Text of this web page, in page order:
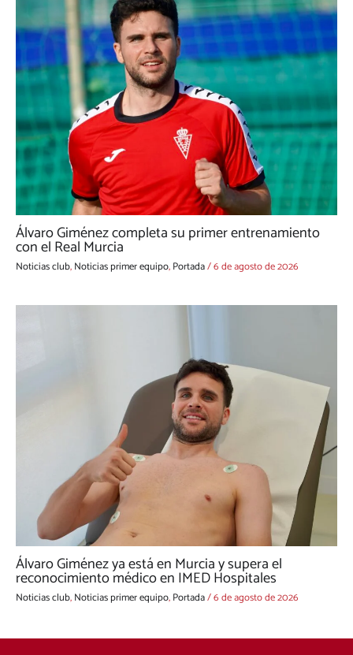
Álvaro Giménez completa su primer entrenamiento
con el Real Murcia
Noticias club,Noticias primer equipo,Portada/6 de agosto de 2026
Álvaro Giménez ya está en Murcia y supera el
reconocimiento médico en IMED Hospitales
Noticias club,Noticias primer equipo,Portada/6 de agosto de 2026